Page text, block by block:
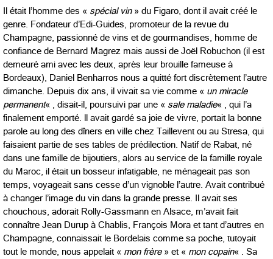
Il était l’homme des « spécial vin» du Figaro, dont il avait créé le
genre. Fondateur d’Edi-Guides, promoteur de la revue du
Champagne, passionné de vins et de gourmandises, homme de
confiance de Bernard Magrez mais aussi de Joël Robuchon (il est
demeuré ami avec les deux, après leur brouille fameuse à
Bordeaux), Daniel Benharros nous a quitté fort discrètement l’autre
dimanche. Depuis dix ans, il vivait sa vie comme « un miracle
permanent« , disait-il, poursuivi par une « sale maladie« , qui l’a
finalement emporté. ll avait gardé sa joie de vivre, portait la bonne
parole au long des dîners en ville chez Taillevent ou au Stresa, qui
faisaient partie de ses tables de prédilection. Natif de Rabat, né
dans une famille de bijoutiers, alors au service de la famille royale
du Maroc, il était un bosseur infatigable, ne ménageait pas son
temps, voyageait sans cesse d’un vignoble l’autre. Avait contribué
à changer l’image du vin dans la grande presse. Il avait ses
chouchous, adorait Rolly-Gassmann en Alsace, m’avait fait
connaître Jean Durup à Chablis, François Mora et tant d’autres en
Champagne, connaissait le Bordelais comme sa poche, tutoyait
tout le monde, nous appelait « mon frère» et « mon copain« . Sa